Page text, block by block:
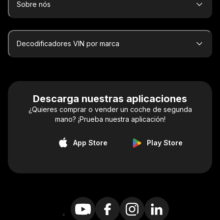
Sobre nós
Decodificadores VIN por marca
Descarga nuestras aplicaciones
¿Quieres comprar o vender un coche de segunda
mano? ¡Prueba nuestra aplicación!
App Store Play Store